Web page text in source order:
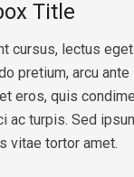
Title
cursus, lectus eget
pretium, arcu ante
eros, quis
ac turpis. Sed
vitae tortor amet.